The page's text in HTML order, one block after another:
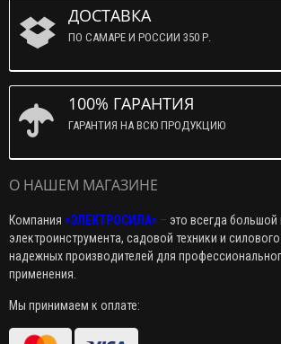
ДОСТАВКА
ПО САМАРЕ И РОССИИ 350 Р.
100% ГАРАНТИЯ
ГАРАНТИЯ НА ВСЮ ПРОДУКЦИЮ
О НАШЕМ МАГАЗИНЕ
Компания «ЭЛЕКТРОСИЛА» – это всегда
электроинструмента, садовой техники и
надежных производителей для
применения.
Мы принимаем к оплате: